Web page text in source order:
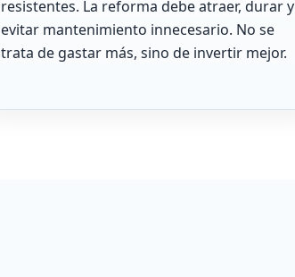
resistentes. La reforma debe atraer, durar y
evitar mantenimiento innecesario. No se
trata de gastar más, sino de invertir mejor.